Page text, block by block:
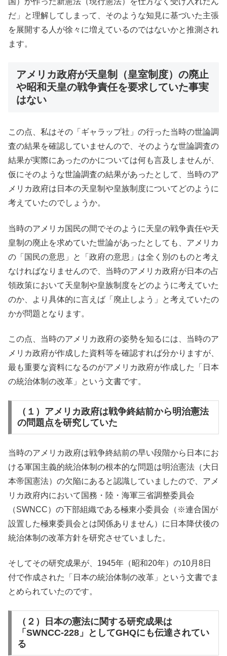
だ」と理解してしまって、そのような知見に基づいた主張
を展開する人が徐々に増えているのではないかと推測され
ます。
アメリカ政府が天皇制（皇室制度）の廃止
や昭和天皇の戦争責任を要求していた事実
はない
この点、私はその「ギャラップ社」の行った当時の世論調
査の結果を確認していませんので、そのような世論調査の
結果が実際にあったのかについては何も言及しませんが、
仮にそのような世論調査の結果があったとして、当時のア
メリカ政府は日本の天皇制や皇族制度についてどのように
考えていたのでしょうか。
当時のアメリカ国民の間でそのように天皇の戦争責任や天
皇制の廃止を求めていた世論があったとしても、アメリカ
の「国民の意思」と「政府の意思」は全く別のものと考え
なければなりませんので、当時のアメリカ政府が日本の占
領政策において天皇制や皇族制度をどのように考えていた
のか、より具体的に言えば「廃止しよう」と考えていたの
かが問題となります。
この点、当時のアメリカ政府の姿勢を知るには、当時のア
メリカ政府が作成した資料等を確認すれば分かりますが、
最も重要な資料になるのがアメリカ政府が作成した「日本
の統治体制の改革」という文書です。
（１）アメリカ政府は戦争終結前から明治憲法
の問題点を研究していた
当時のアメリカ政府は戦争終結前の早い段階から日本にお
ける軍国主義的統治体制の根本的な問題は明治憲法（大日
本帝国憲法）の欠陥にあると認識していましたので、アメ
リカ政府内において国務・陸・海軍三省調整委員会
（SWNCC）の下部組織である極東小委員会（※連合国が
設置した極東委員会とは関係ありません）に日本降伏後の
統治体制の改革方針を研究させていました。
そしてその研究成果が、1945年（昭和20年）の10月8日
付で作成された「日本の統治体制の改革」という文書でま
とめられていたのです。
（２）日本の憲法に関する研究成果は
「SWNCC-228」としてGHQにも伝達されてい
る